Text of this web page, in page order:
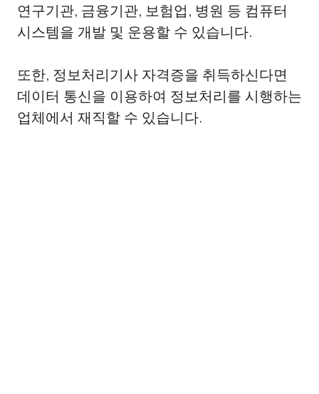
연구기관, 금융기관, 보험업, 병원 등 컴퓨터
시스템을 개발 및 운용할 수 있습니다.
또한, 정보처리기사 자격증을 취득하신다면
데이터 통신을 이용하여 정보처리를 시행하는
업체에서 재직할 수 있습니다.